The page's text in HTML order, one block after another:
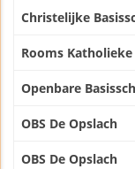
Christelijke
Rooms Katholieke
Openbare
OBS De Opslach
OBS De Opslach